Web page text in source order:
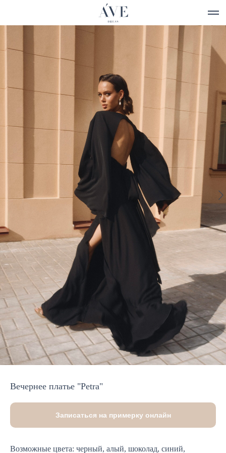
Вечернее платье "Petra"
Записаться на примерку онлайн
Возможные цвета: черный, алый, шоколад, синий,